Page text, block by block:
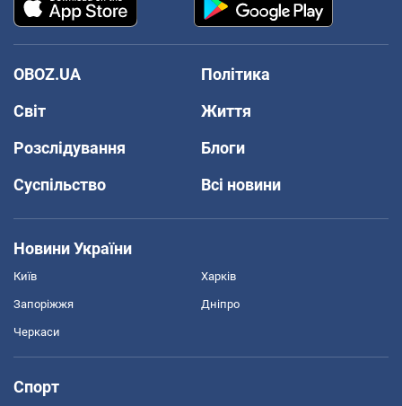
OBOZ.UA
Політика
Світ
Життя
Розслідування
Блоги
Суспільство
Всі новини
Новини України
Київ Харків
Запоріжжя Дніпро
Черкаси
Спорт